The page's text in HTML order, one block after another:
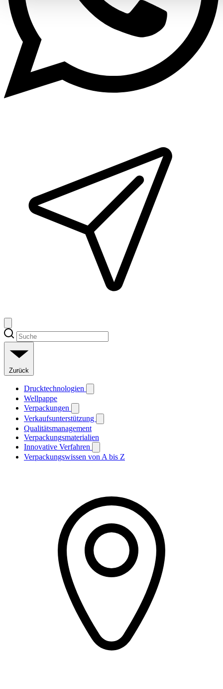
Zurück
Drucktechnologien
Wellpappe
Verpackungen
Verkaufsunterstützung
Qualitätsmanagement
Verpackungsmaterialien
Innovative Verfahren
Verpackungswissen von A bis Z